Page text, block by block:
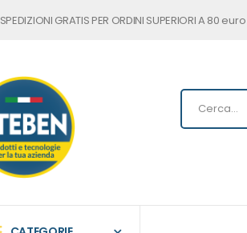
SPEDIZIONI GRATIS PER ORDINI SUPERIORI A 80 euro